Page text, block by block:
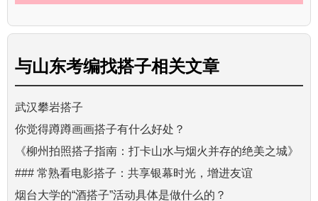
与山东考编找搭子相关文章
武汉攀岩搭子
你觉得蹲蹲画画搭子有什么好处？
《柳州拍照搭子指南：打卡山水与烟火并存的绝美之城》
### 常熟看电影搭子：共享银幕时光，增进友谊
烟台大学的“酒搭子”活动具体是做什么的？